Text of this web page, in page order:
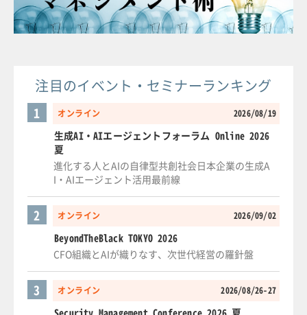
注目のイベント・セミナーランキング
オンライン 2026/08/19
1
生成AI・AIエージェントフォーラム Online 2026
夏
進化する人とAIの自律型共創社会日本企業の生成A
I・AIエージェント活用最前線
オンライン 2026/09/02
2
BeyondTheBlack TOKYO 2026
CFO組織とAIが織りなす、次世代経営の羅針盤
オンライン 2026/08/26-27
3
Security Management Conference 2026 夏